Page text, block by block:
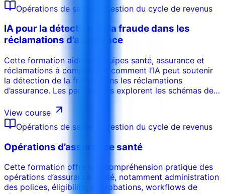
Opérations de santé et gestion du cycle de revenus
IA pour la détection de la fraude dans les
réclamations d’assurance
Cette formation aide les équipes santé, assurance et
réclamations à comprendre comment l’IA peut soutenir
la détection de la fraude dans les réclamations
d’assurance. Les participants explorent les schémas de
comportements anormaux, les anomalies et les
contrôles pratiques.
View course
Opérations de santé et gestion du cycle de revenus
Opérations d’assurance santé
Cette formation offre une compréhension pratique des
opérations d’assurance santé, notamment administration
des polices, éligibilité, approbations, workflows de